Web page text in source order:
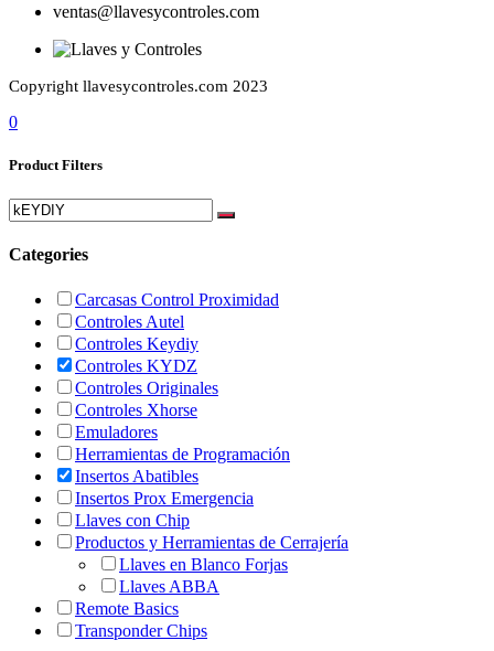
ventas@llavesycontroles.com
Copyright llavesycontroles.com 2023
0
Product Filters
Categories
Carcasas Control Proximidad
Controles Autel
Controles Keydiy
Controles KYDZ
Controles Originales
Controles Xhorse
Emuladores
Herramientas de Programación
Insertos Abatibles
Insertos Prox Emergencia
Llaves con Chip
Productos y Herramientas de Cerrajería
Llaves en Blanco Forjas
Llaves ABBA
Remote Basics
Transponder Chips